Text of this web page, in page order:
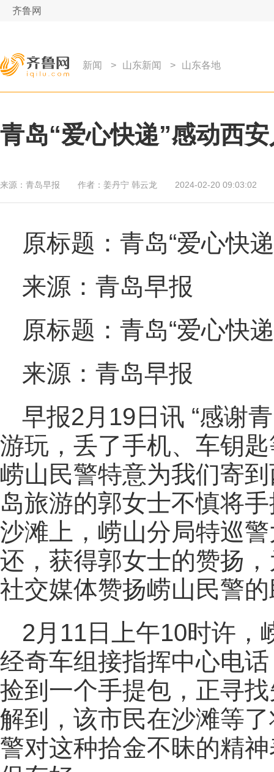
齐鲁网
新闻 > 山东新闻 > 山东各地
青岛“爱心快递”感动西
来源： 青岛早报 作者： 姜丹宁 韩云龙 2024-02-20 09:03:02
原标题：青岛“爱心快
来源：青岛早报
原标题：青岛“爱心快
来源：青岛早报
早报2月19日讯 “感谢
游玩，丢了手机、车钥
崂山民警特意为我们寄
岛旅游的郭女士不慎将
沙滩上，崂山分局特巡
还，获得郭女士的赞扬
社交媒体赞扬崂山民警
2月11日上午10时许，
经奇车组接指挥中心电
捡到一个手提包，正寻
解到，该市民在沙滩等
警对这种拾金不昧的精